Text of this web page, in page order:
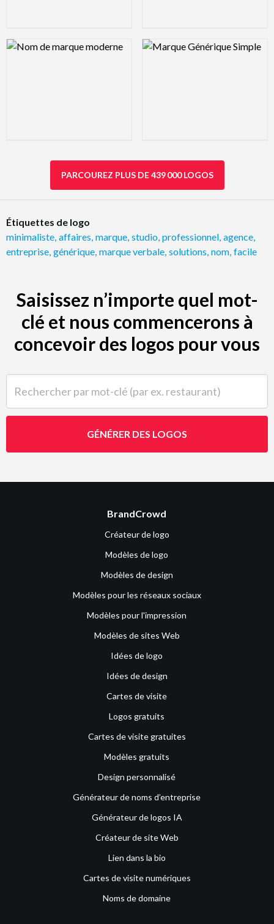
Logo Preview Image Logo Preview Image
PARCOUREZ PLUS DE 439 000 LOGOS
Étiquettes de logo
minimaliste affaires marque studio professionnel agence
entreprise générique marque verbale solutions nom facile
Saisissez n’importe quel mot-
clé et nous commencerons à
concevoir des logos pour vous
GÉNÉRER DES LOGOS
BrandCrowd
Créateur de logo
Modèles de logo
Modèles de design
Modèles pour les réseaux sociaux
Modèles pour l'impression
Modèles de sites Web
Idées de logo
Idées de design
Cartes de visite
Logos gratuits
Cartes de visite gratuites
Modèles gratuits
Design personnalisé
Générateur de noms d’entreprise
Générateur de logos IA
Créateur de site Web
Lien dans la bio
Cartes de visite numériques
Noms de domaine